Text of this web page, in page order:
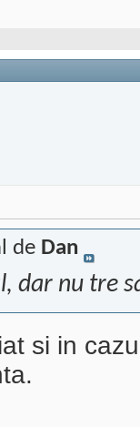
de Dan
dar nu tre
si in